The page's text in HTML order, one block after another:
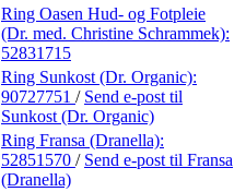
Ring Oasen Hud- og Fotpleie
(Dr. med. Christine Schrammek):
52831715
Ring Sunkost (Dr. Organic):
90727751 / Send e-post til
Sunkost (Dr. Organic)
Ring Fransa (Dranella):
52851570 / Send e-post til Fransa
(Dranella)